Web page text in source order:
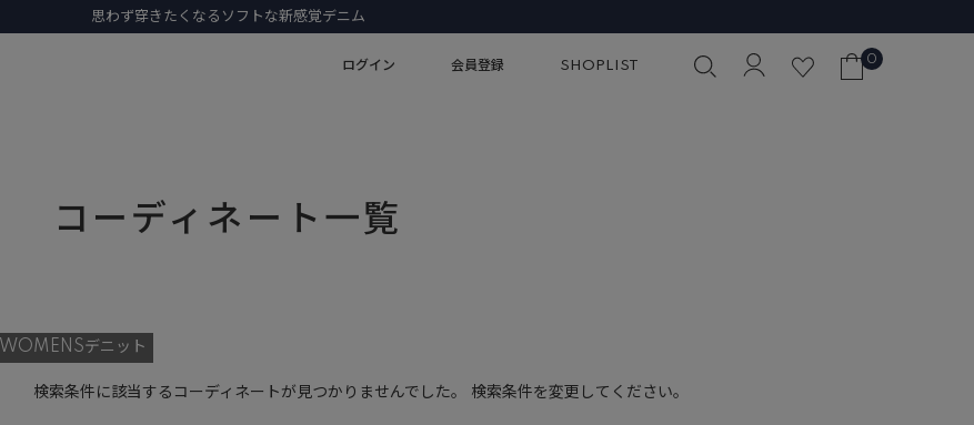
思わず穿きたくなるソフトな新感覚デニム
ログイン 会員登録 SHOPLIST 0
コーディネート一覧
WOMENSデニット
検索条件に該当するコーディネートが見つかりませんでした。 検索条件を変更してください。